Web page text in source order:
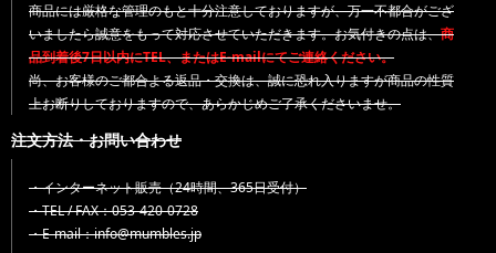
商品には厳格な管理のもと十分注意しておりますが、万一不都合がござ
いましたら誠意をもって対応させていただきます。お気付きの点は、商
品到着後7日以内にTEL、またはE-mailにてご連絡ください。
尚、お客様のご都合よる返品・交換は、誠に恐れ入りますが商品の性質
上お断りしておりますので、あらかじめご了承くださいませ。
注文方法・お問い合わせ
・インターネット販売（24時間、365日受付）
・TEL / FAX：053-420-0728
・E-mail：info@mumbles.jp